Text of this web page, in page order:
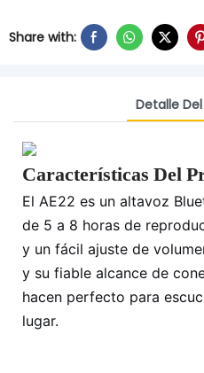
Share with:
Detalle
Características Del
El AE22 es un altavoz
de 5 a 8 horas de
y un fácil ajuste de
y su fiable alcance de
hacen perfecto para
lugar.